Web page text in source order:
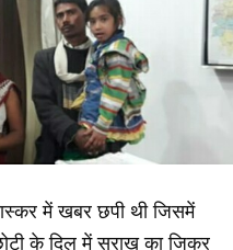
में खबर छपी थी जिसमें
के दिल में सुराख़ का जिक्र